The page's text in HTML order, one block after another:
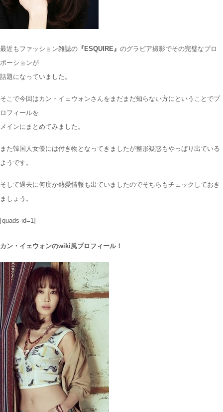
最近もファッション雑誌の 『ESQUIRE』 のグラビア撮影でその完璧なプロ
ポーションが
話題 になっていました。
そこで今回はカン・イェウォンさんをまだまだ知らない方にということでプ
ロフィールを
メインにまとめてみました。
また韓国人女優には付き物となってきましたが整形疑惑もやっぱり出ている
ようです。
そして過去に何度か熱愛情報 も出ていましたのでそちらもチェックしておき
ましょう。
[quads id=1]
カン・イェウォンのwiki風プロフィール！